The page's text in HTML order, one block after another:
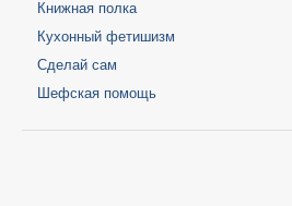
Книжная полка
Кухонный фетишизм
Сделай сам
Шефская помощь